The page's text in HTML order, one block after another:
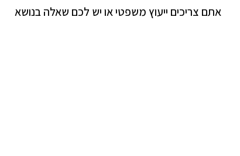
אתם צריכים ייעוץ משפטי או יש לכם שאלה בנושא